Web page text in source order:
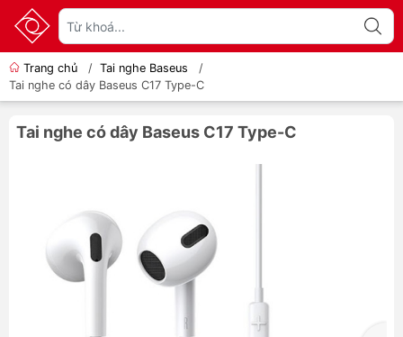
Trang chủ / Tai nghe Baseus
/
Tai nghe có dây Baseus C17 Type-C
Tai nghe có dây Baseus C17 Type-C